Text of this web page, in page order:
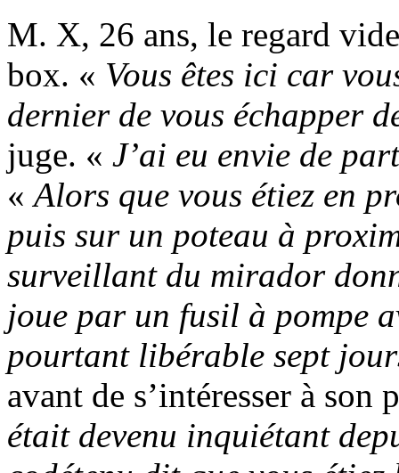
M. X, 26 ans, le regard
box. « Vous êtes ici car
dernier de vous échapper
juge. « J’ai eu envie de
«Alors que vous étiez en
puis sur un poteau à
surveillant du mirador
joue par un fusil à pompe
pourtant libérable sept
avant de s’intéresser à
était devenu inquiétant